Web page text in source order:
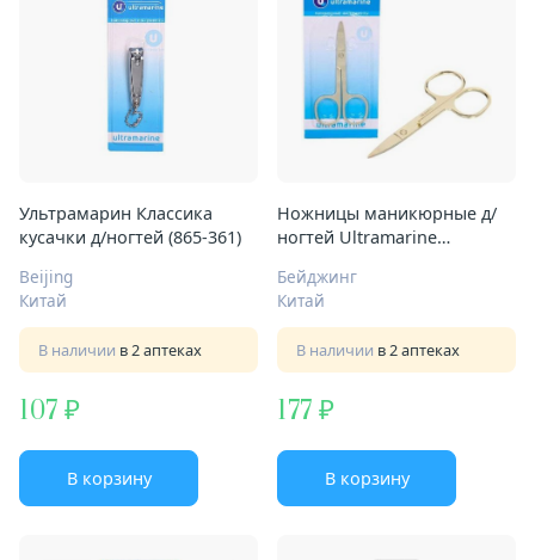
Ультрамарин Классика
кусачки д/ногтей (865-361)
Beijing
Китай
В наличии в 2 аптеках
107
В корзину
Ножницы маникюрные д/
ногтей Ultramarine
золото Арт.865-371
Бейджинг
Китай
В наличии в 2 аптеках
177
В корзину